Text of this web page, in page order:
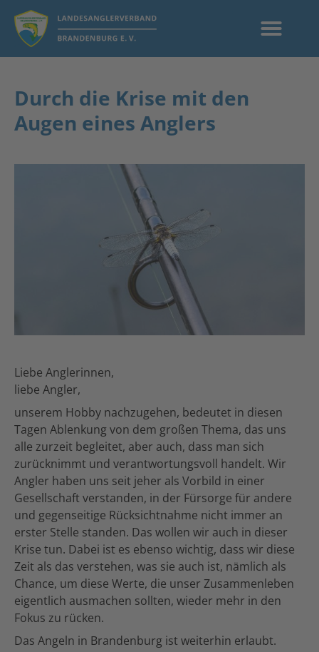
Durch die Krise mit den
Augen eines Anglers
Liebe Anglerinnen,
liebe Angler,
unserem Hobby nachzugehen, bedeutet in diesen
Tagen Ablenkung von dem großen Thema, das uns
alle zurzeit begleitet, aber auch, dass man sich
zurücknimmt und verantwortungsvoll handelt. Wir
Angler haben uns seit jeher als Vorbild in einer
Gesellschaft verstanden, in der Fürsorge für andere
und gegenseitige Rücksichtnahme nicht immer an
erster Stelle standen. Das wollen wir auch in dieser
Krise tun. Dabei ist es ebenso wichtig, dass wir diese
Zeit als das verstehen, was sie auch ist, nämlich als
Chance, um diese Werte, die unser Zusammenleben
eigentlich ausmachen sollten, wieder mehr in den
Fokus zu rücken.
Das Angeln in Brandenburg ist weiterhin erlaubt.